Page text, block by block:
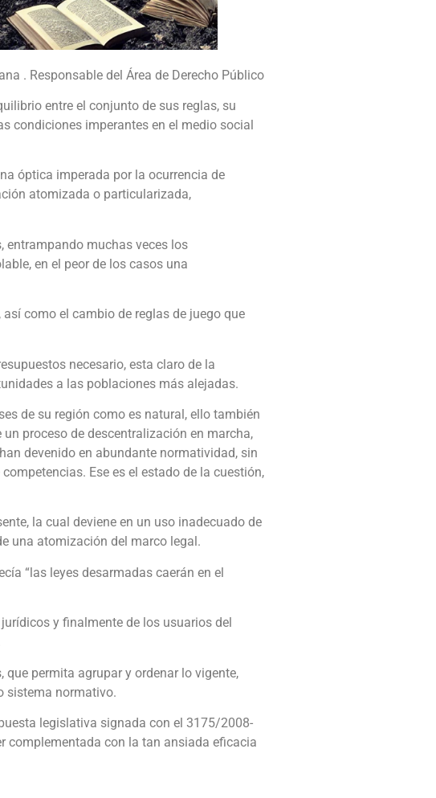
. Responsable del Área de Derecho Público
entre el conjunto de sus reglas, su
condiciones imperantes en el medio social
óptica imperada por la ocurrencia de
atomizada o particularizada,
entrampando muchas veces los
en el peor de los casos una
como el cambio de reglas de juego que
necesario, esta claro de la
a las poblaciones más alejadas.
de su región como es natural, ello también
proceso de descentralización en marcha,
devenido en abundante normatividad, sin
Ese es el estado de la cuestión,
la cual deviene en un uso inadecuado de
una atomización del marco legal.
“las leyes desarmadas caerán en el
y finalmente de los usuarios del
permita agrupar y ordenar lo vigente,
sistema normativo.
legislativa signada con el 3175/2008-
complementada con la tan ansiada eficacia